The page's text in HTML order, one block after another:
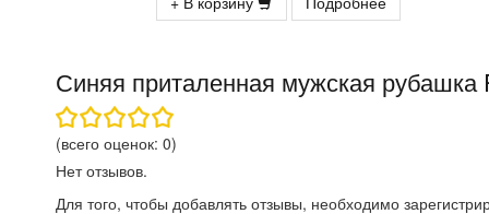
Синяя приталенная мужская
(всего оценок: 0)
Нет отзывов.
Для того, чтобы добавлять отзывы, необходимо